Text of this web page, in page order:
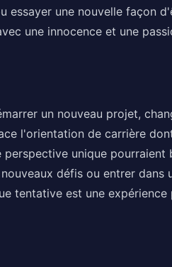
une nouvelle façon
une innocence et une
un nouveau projet,
l'orientation de carrière
unique pourraient
défis ou entrer dans
tentative est une expérience